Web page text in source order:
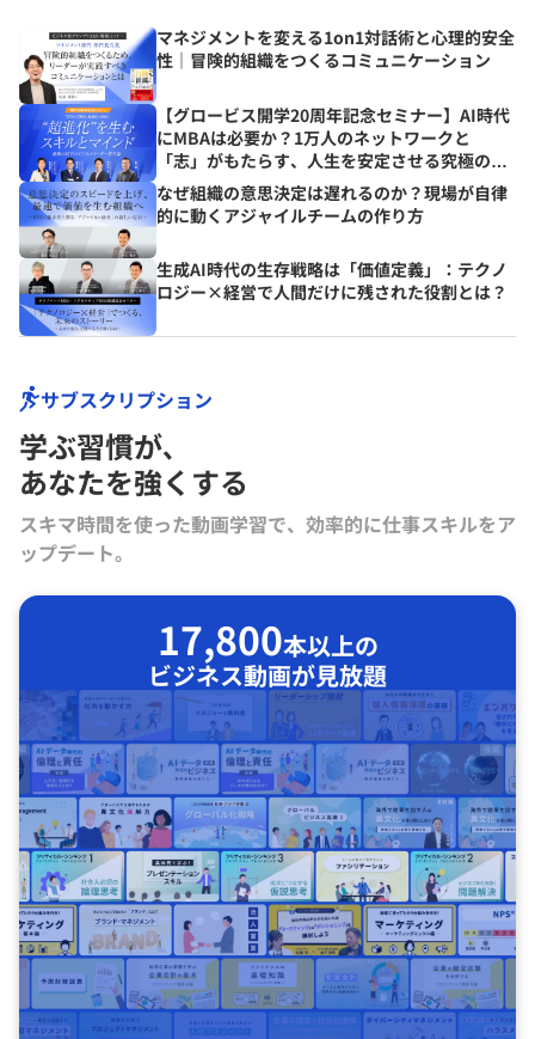
マネジメントを変える1on1対話術と心理的安全
性｜冒険的組織をつくるコミュニケーション
【グロービス開学20周年記念セミナー】AI時代
にMBAは必要か？1万人のネットワークと
「志」がもたらす、人生を安定させる究極の資
産とは？
なぜ組織の意思決定は遅れるのか？現場が自律
的に動くアジャイルチームの作り方
生成AI時代の生存戦略は「価値定義」：テクノ
ロジー×経営で人間だけに残された役割とは？
サブスクリプション
学ぶ習慣が､
あなたを強くする
スキマ時間を使った動画学習で、効率的に仕事スキルをア
ップデート。
17,800本以上の
ビジネス動画が見放題